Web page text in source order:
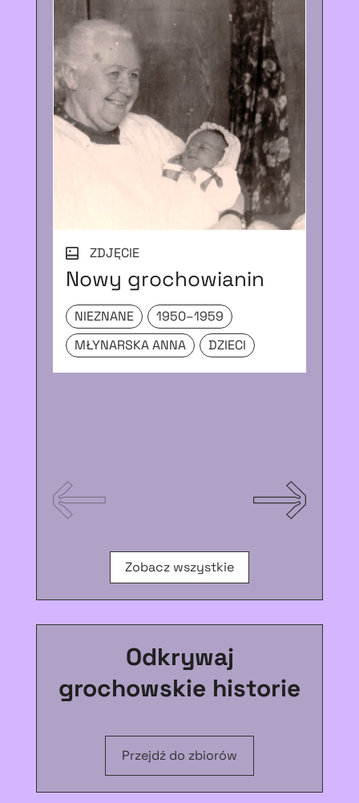
ZDJĘCIE
Nowy grochowianin
NIEZNANE
1950–1959
MŁYNARSKA ANNA
DZIECI
Zobacz wszystkie
Odkrywaj
grochowskie historie
Przejdź do zbiorów